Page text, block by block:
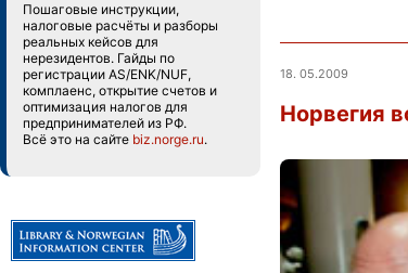
Пошаговые инструкции,
налоговые расчёты и разборы
реальных кейсов для
нерезидентов. Гайды по
регистрации AS/ENK/NUF,
комплаенс, открытие счетов и
оптимизация налогов для
предпринимателей из РФ.
Всё это на сайте biz.norge.ru.
18. 05.2009
Норвегия